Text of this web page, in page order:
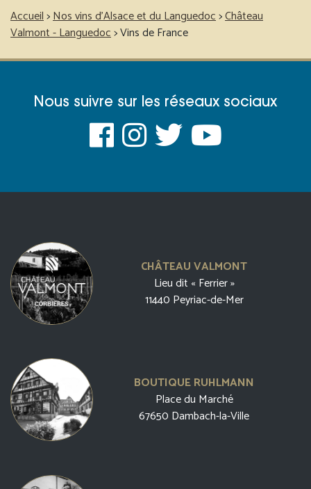
Accueil>Nos vins d’Alsace et du Languedoc>Château
Valmont - Languedoc>Vins de France
Nous suivre sur les réseaux sociaux
CHÂTEAU VALMONT
Lieu dit « Ferrier »
11440 Peyriac-de-Mer
BOUTIQUE RUHLMANN
Place du Marché
67650 Dambach-la-Ville